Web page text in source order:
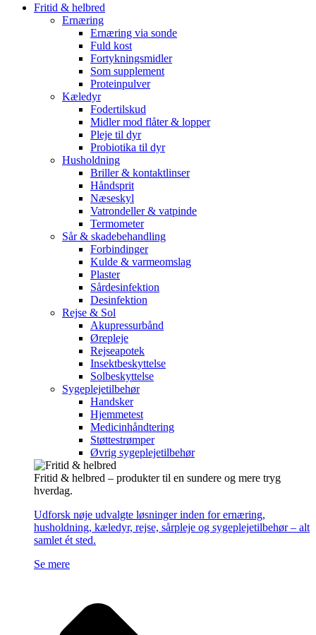
Fritid & helbred
Ernæring
Ernæring via sonde
Fuld kost
Fortykningsmidler
Som supplement
Proteinpulver
Kæledyr
Fodertilskud
Midler mod flåter & lopper
Pleje til dyr
Probiotika til dyr
Husholdning
Briller & kontaktlinser
Håndsprit
Næseskyl
Vatrondeller & vatpinde
Termometer
Sår & skadebehandling
Forbindinger
Kulde & varmeomslag
Plaster
Sårdesinfektion
Desinfektion
Rejse & Sol
Akupressurbånd
Ørepleje
Rejseapotek
Insektbeskyttelse
Solbeskyttelse
Sygeplejetilbehør
Handsker
Hjemmetest
Medicinhåndtering
Støttestrømper
Øvrig sygeplejetilbehør
Fritid & helbred – produkter til en sundere og mere tryg
hverdag.
Udforsk nøje udvalgte løsninger inden for ernæring,
husholdning, kæledyr, rejse, sårpleje og sygeplejetilbehør – alt
samlet ét sted.
Se mere